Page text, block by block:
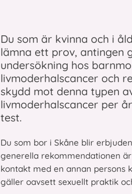
Du som är kvinna och i
lämna ett prov, antingen
undersökning hos
livmoderhalscancer och
skydd mot denna typen
livmoderhalscancer per
test.
Du som bor i Skåne blir
generella rekommendationen
kontakt med en annan persons
gäller oavsett sexuellt praktik